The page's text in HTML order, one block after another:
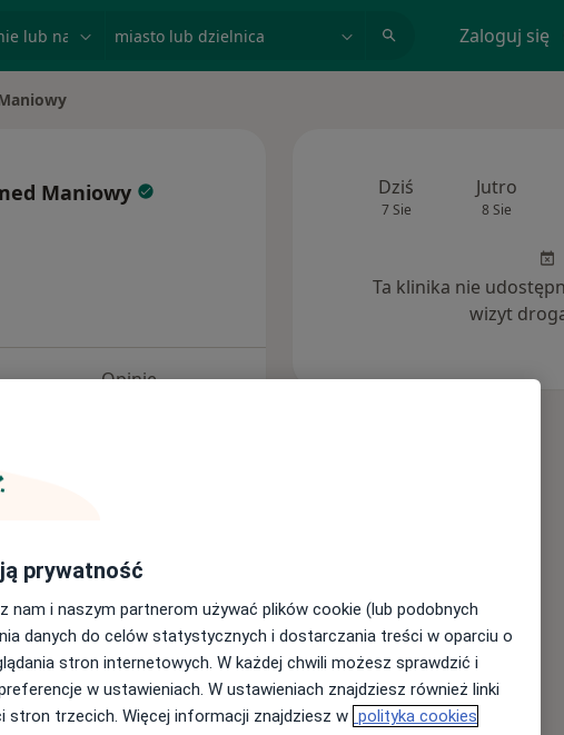
Zaloguj się
Maniowy
Opinie
Dziś
7 Sie
Jutro
8 Sie
Ta klinika nie
wizyt
prywatność
nam i naszym partnerom używać plików cookie (lub podobnych
danych do celów statystycznych i dostarczania treści w oparciu o
stron internetowych. W każdej chwili możesz sprawdzić i
w ustawieniach. W ustawieniach znajdziesz również linki
stron trzecich. Więcej informacji znajdziesz w polityka cookies